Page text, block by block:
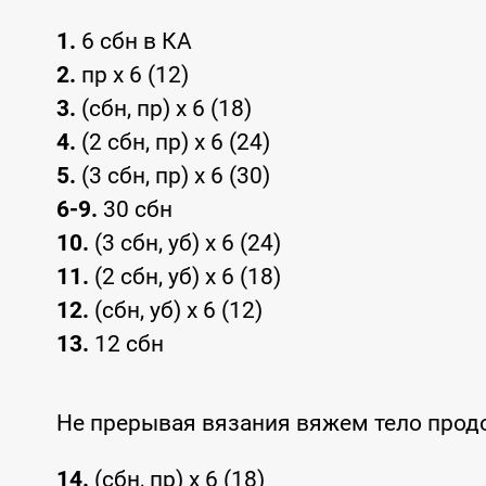
1. 6 сбн в КА
2. пр x 6 (12)
3. (сбн, пр) x 6 (18)
4. (2 сбн, пр) x 6 (24)
5. (3 сбн, пр) x 6 (30)
6-9. 30 сбн
10. (3 сбн, уб) x 6 (24)
11. (2 сбн, уб) x 6 (18)
12. (сбн, уб) x 6 (12)
13. 12 сбн
Не прерывая вязания вяжем тело
14. (сбн, пр) x 6 (18)